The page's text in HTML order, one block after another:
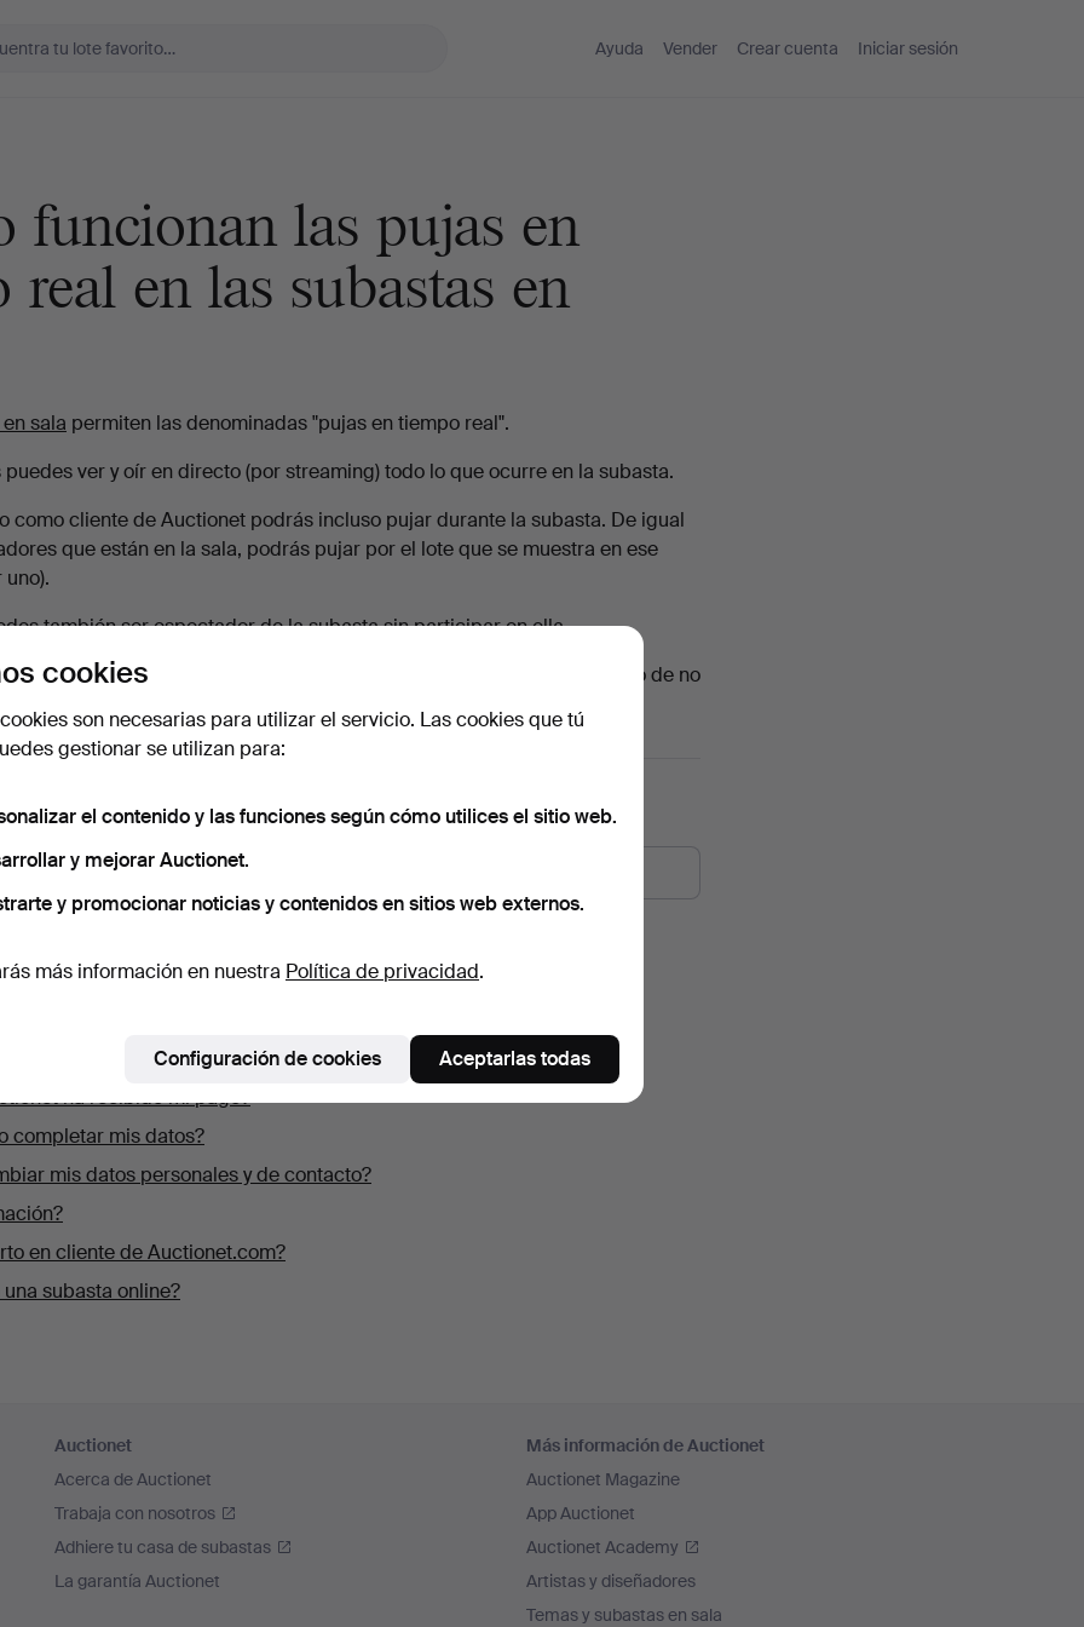
Ayuda Vender Crear cuenta Iniciar sesión
funcionan las pujas en
real en las subastas en
sala permiten las denominadas "pujas en tiempo real".
puedes ver y oír en directo (por streaming) todo lo que ocurre en la subasta.
como cliente de Auctionet podrás incluso pujar durante la subasta. De igual
que están en la sala, podrás pujar por el lote que se muestra en ese
también ser espectador de la subasta sin participar en ella.
unapuja ausente
antes del inicio de la subasta. ¡Pero ten cuidado de no
en caso de que también decidas pujar en tiempo real!
más?
con un número de seguimiento?
el pago?
ha recibido mi pago?
completar mis datos?
mis datos personales y de contacto?
en cliente de Auctionet.com?
subasta online?
Auctionet
Acerca de Auctionet
Trabaja con nosotros
Adhiere tu casa de subastas
La garantía Auctionet
Más información de Auctionet
Auctionet Magazine
App Auctionet
Auctionet Academy
Artistas y diseñadores
Temas y subastas en sala
cookies
son necesarias para utilizar el servicio. Las cookies que tú
gestionar se utilizan para:
el contenido y las funciones según cómo utilices el sitio web.
y mejorar Auctionet.
y promocionar noticias y contenidos en sitios web externos.
más información en nuestra Política de privacidad.
Configuración de cookies Aceptarlas todas